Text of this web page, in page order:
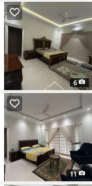
6
11